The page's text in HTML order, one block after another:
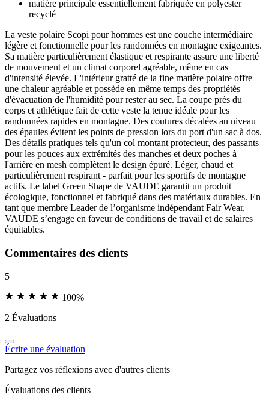
matière principale essentiellement fabriquée en polyester
recyclé
La veste polaire Scopi pour hommes est une couche intermédiaire
légère et fonctionnelle pour les randonnées en montagne exigeantes.
Sa matière particulièrement élastique et respirante assure une liberté
de mouvement et un climat corporel agréable, même en cas
d'intensité élevée. L'intérieur gratté de la fine matière polaire offre
une chaleur agréable et possède en même temps des propriétés
d'évacuation de l'humidité pour rester au sec. La coupe près du
corps et athlétique fait de cette veste la tenue idéale pour les
randonnées rapides en montagne. Des coutures décalées au niveau
des épaules évitent les points de pression lors du port d'un sac à dos.
Des détails pratiques tels qu'un col montant protecteur, des passants
pour les pouces aux extrémités des manches et deux poches à
l'arrière en mesh complètent le design épuré. Léger, chaud et
particulièrement respirant - parfait pour les sportifs de montagne
actifs. Le label Green Shape de VAUDE garantit un produit
écologique, fonctionnel et fabriqué dans des matériaux durables. En
tant que membre Leader de l’organisme indépendant Fair Wear,
VAUDE s’engage en faveur de conditions de travail et de salaires
équitables.
Commentaires des clients
5
100%
2 Évaluations
Écrire une évaluation
Partagez vos réflexions avec d'autres clients
Évaluations des clients